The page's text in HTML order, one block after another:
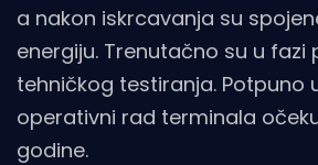
a nakon iskrcavanja su
energiju. Trenutačno su u fazi
tehničkog testiranja. Potpuno
operativni rad terminala
godine.